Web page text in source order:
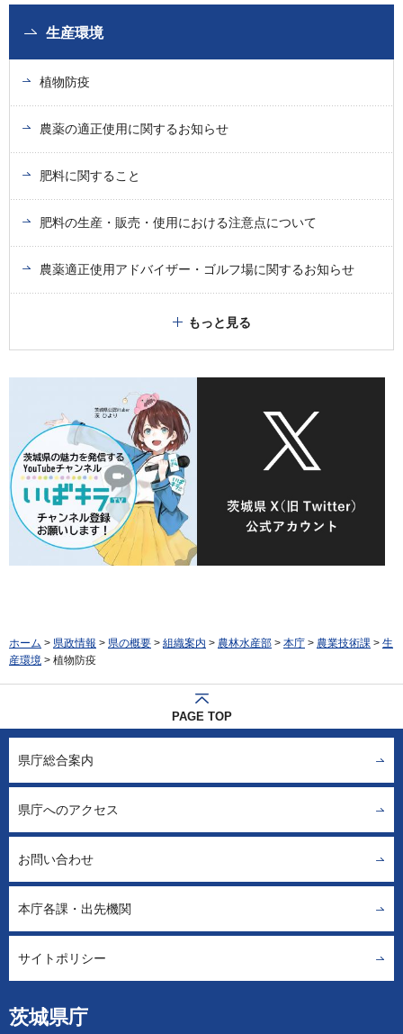
生産環境
植物防疫
農薬の適正使用に関するお知らせ
肥料に関すること
肥料の生産・販売・使用における注意点について
農薬適正使用アドバイザー・ゴルフ場に関するお知らせ
もっと見る
ホーム > 県政情報 > 県の概要 > 組織案内 > 農林水産部 > 本庁 > 農業技術課 > 生
産環境 > 植物防疫
PAGE TOP
茨城県庁
県庁総合案内
県庁へのアクセス
お問い合わせ
本庁各課・出先機関
サイトポリシー